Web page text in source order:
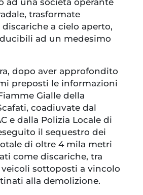
trasformate
a cielo aperto,
ad un medesimo
dopo aver approfondito
preposti le informazioni
Gialle della
coadiuvate dal
e dalla Polizia Locale di
il sequestro dei
di oltre 4 mila metri
come discariche, tra
sottoposti a vincolo
alla demolizione.